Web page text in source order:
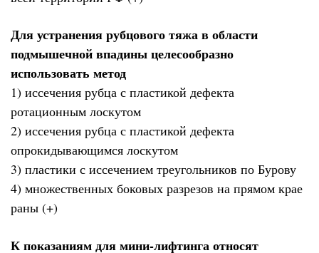
Для устранения рубцового тяжа в области
подмышечной впадины целесообразно
использовать метод
1) иссечения рубца с пластикой дефекта
ротационным лоскутом
2) иссечения рубца с пластикой дефекта
опрокидывающимся лоскутом
3) пластики с иссечением треугольников по Бурову
4) множественных боковых разрезов на прямом крае
раны (+)
К показаниям для мини-лифтинга относят